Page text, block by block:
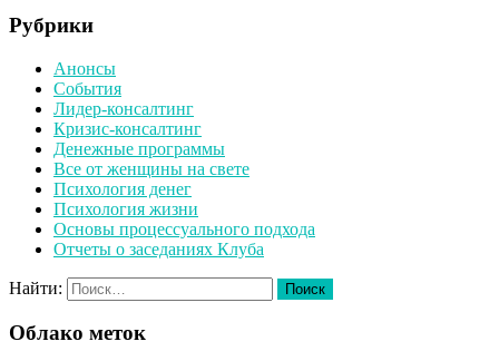
Рубрики
Анонсы
События
Лидер-консалтинг
Кризис-консалтинг
Денежные программы
Все от женщины на свете
Психология денег
Психология жизни
Основы процессуального подхода
Отчеты о заседаниях Клуба
Найти:
Облако меток